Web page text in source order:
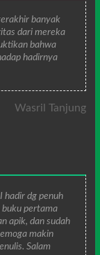
banyak
dari mereka
bahwa
hadirnya
Wasril Tanjung
hadir dg penuh
buku pertama
apik, dan sudah
makin
Salam